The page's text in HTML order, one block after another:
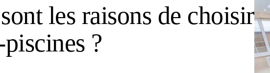
les raisons de choisir
?